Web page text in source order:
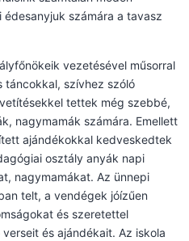
számára a tavasz
vezetésével műsorral
táncokkal, szívhez szóló
tettek még szebbé,
nagymamák számára. Emellett
ajándékokkal kedveskedtek
osztály anyák napi
nagymamákat. Az ünnepi
telt, a vendégek jóízűen
és szeretettel
és ajándékait. Az iskola